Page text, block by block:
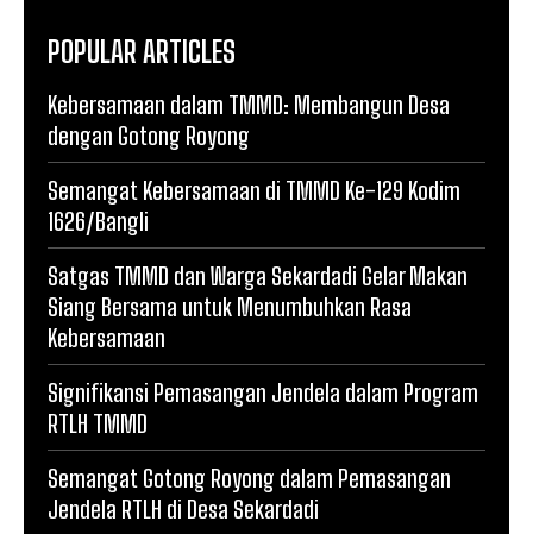
POPULAR ARTICLES
Kebersamaan dalam TMMD: Membangun Desa
dengan Gotong Royong
Semangat Kebersamaan di TMMD Ke-129 Kodim
1626/Bangli
Satgas TMMD dan Warga Sekardadi Gelar Makan
Siang Bersama untuk Menumbuhkan Rasa
Kebersamaan
Signifikansi Pemasangan Jendela dalam Program
RTLH TMMD
Semangat Gotong Royong dalam Pemasangan
Jendela RTLH di Desa Sekardadi